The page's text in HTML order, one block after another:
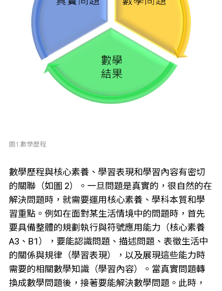
圖1.數學歷程
數學歷程與核心素養、學習表現和學習內容有密切
的關聯（如圖 2）。一旦問題是真實的，很自然的在
解決問題時，就需要運用核心素養、學科本質和學
習重點。例如在面對某生活情境中的問題時，首先
要具備整體的規劃執行與符號應用能力（核心素養
A3、B1），要能認識問題、描述問題、表徵生活中
的關係與規律（學習表現），以及展現這些能力時
需要的相關數學知識（學習內容）。當真實問題轉
換成數學問題後，接著要能解決數學問題。此時，